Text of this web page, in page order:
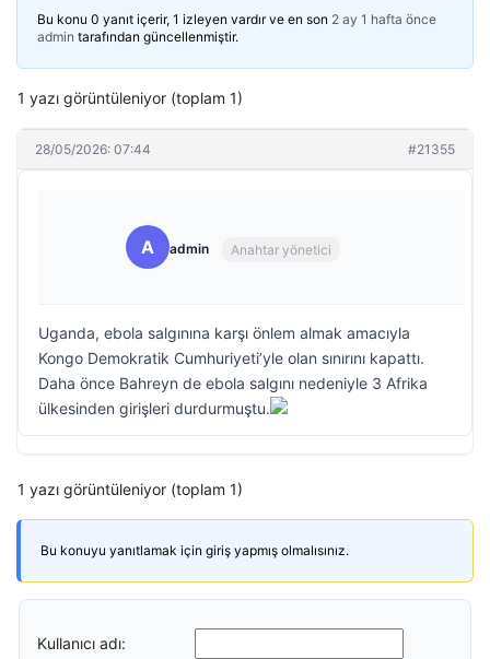
Bu konu 0 yanıt içerir, 1 izleyen vardır ve en son 2 ay 1 hafta önce
admin tarafından güncellenmiştir.
1 yazı görüntüleniyor (toplam 1)
28/05/2026: 07:44 #21355
A admin Anahtar yönetici
Uganda, ebola salgınına karşı önlem almak amacıyla
Kongo Demokratik Cumhuriyeti’yle olan sınırını kapattı.
Daha önce Bahreyn de ebola salgını nedeniyle 3 Afrika
ülkesinden girişleri durdurmuştu.
1 yazı görüntüleniyor (toplam 1)
Bu konuyu yanıtlamak için giriş yapmış olmalısınız.
Kullanıcı adı: